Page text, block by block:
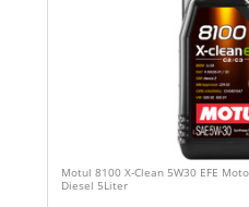
Motul 8100 X-Clean 5W30 EFE
Diesel 5Liter